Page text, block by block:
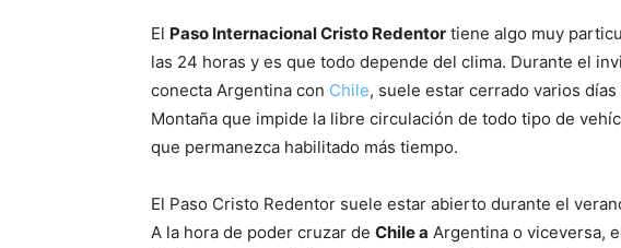
El Paso Internacional Cristo Redentor tiene algo muy
las 24 horas y es que todo depende del clima. Durante el
conecta Argentina con Chile, suele estar cerrado varios
Montaña que impide la libre circulación de todo tipo de
que permanezca habilitado más tiempo.
El Paso Cristo Redentor suele estar abierto durante el
A la hora de poder cruzar de Chile a Argentina o viceversa,